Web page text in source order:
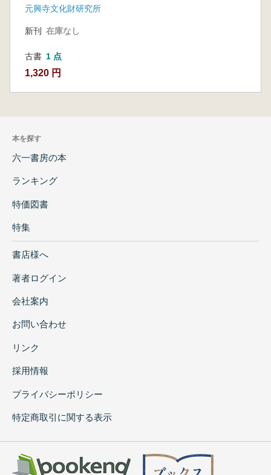
元興寺文化財研究所
新刊 在庫なし
古書 1 点
1,320 円
本を探す
六一書房の本
ランキング
特価図書
特集
書店様へ
著者ログイン
会社案内
お問い合わせ
リンク
採用情報
プライバシーポリシー
特定商取引に関する表示